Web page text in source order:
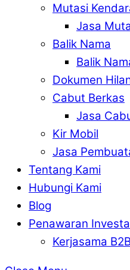
Mutasi
Jasa
Balik Nama
Balik
Dokumen
Cabut Berkas
Jasa
Kir Mobil
Jasa
Tentang Kami
Hubungi Kami
Blog
Penawaran
Kerjasama B2B